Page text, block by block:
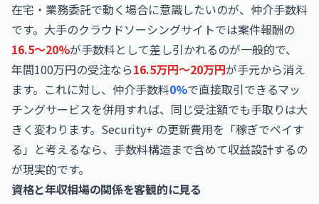
在宅・業務委託で動く場合に意識したいのが、仲介手数料
です。大手のクラウドソーシングサイトでは案件報酬の
16.5〜20%が手数料として差し引かれるのが一般的で、
年間100万円の受注なら16.5万円〜20万円が手元から消え
ます。これに対し、仲介手数料0%で直接取引できるマッ
チングサービスを併用すれば、同じ受注額でも手取りは大
きく変わります。Security+ の更新費用を「稼ぎでペイす
る」と考えるなら、手数料構造まで含めて収益設計するの
が現実的です。
資格と年収相場の関係を客観的に見る